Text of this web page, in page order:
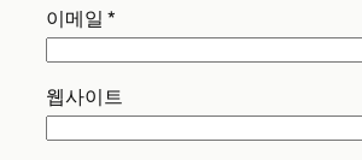
이메일 *
웹사이트